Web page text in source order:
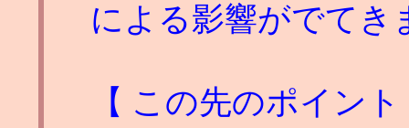
による影響がでてき
【 この先のポイント